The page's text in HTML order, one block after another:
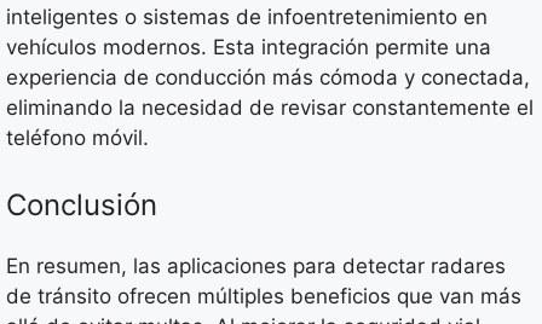
inteligentes o sistemas de infoentretenimiento en
vehículos modernos. Esta integración permite una
experiencia de conducción más cómoda y conectada,
eliminando la necesidad de revisar constantemente el
teléfono móvil.
Conclusión
En resumen, las aplicaciones para detectar radares
de tránsito ofrecen múltiples beneficios que van más